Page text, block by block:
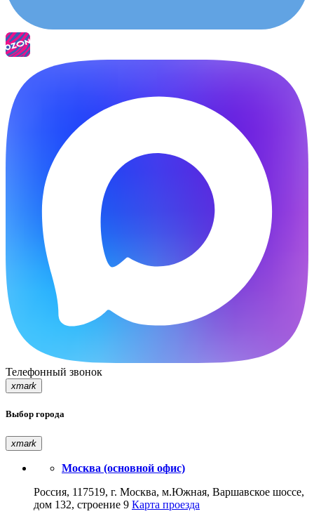
Телефонный звонок
xmark
Выбор города
xmark
Москва (основной офис)
Россия, 117519, г. Москва, м.Южная, Варшавское шоссе,
дом 132, строение 9 Карта проезда